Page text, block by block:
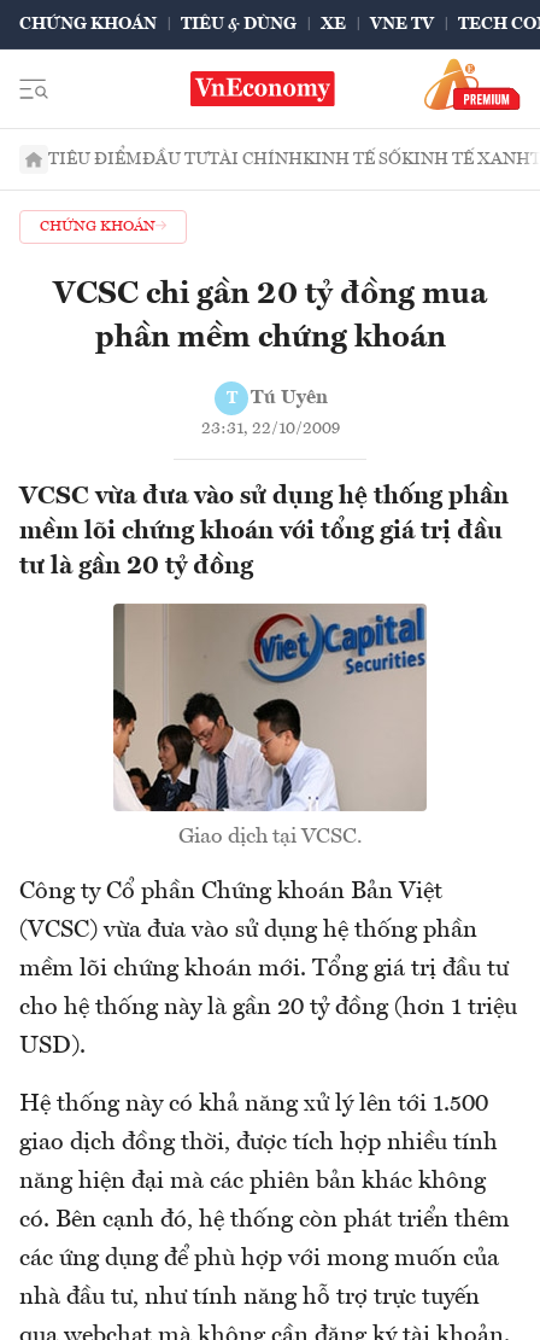
CHỨNG KHOÁN TIÊU & DÙNG XE VNE TV TECH
TIÊU ĐIỂMĐẦU TƯTÀI CHÍNHKINH TẾ SỐKINH TẾ XANH
CHỨNG KHOÁN
VCSC chi gần 20 tỷ đồng mua
phần mềm chứng khoán
T Tú Uyên
23:31, 22/10/2009
VCSC vừa đưa vào sử dụng hệ thống phần
mềm lõi chứng khoán với tổng giá trị đầu
tư là gần 20 tỷ đồng
Giao dịch tại VCSC.
Công ty Cổ phần Chứng khoán Bản Việt
(VCSC) vừa đưa vào sử dụng hệ thống phần
mềm lõi chứng khoán mới. Tổng giá trị đầu tư
cho hệ thống này là gần 20 tỷ đồng (hơn 1 triệu
USD).
Hệ thống này có khả năng xử lý lên tới 1.500
giao dịch đồng thời, được tích hợp nhiều tính
năng hiện đại mà các phiên bản khác không
có. Bên cạnh đó, hệ thống còn phát triển thêm
các ứng dụng để phù hợp với mong muốn của
nhà đầu tư, như tính năng hỗ trợ trực tuyến